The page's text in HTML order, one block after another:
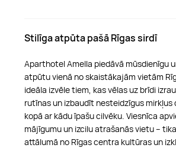
Stilīga atpūta pašā Rīgas sirdī
Aparthotel Amella piedāvā mūsdienīgu
atpūtu vienā no skaistākajām vietām
ideāla izvēle tiem, kas vēlas uz brīdi
rutīnas un izbaudīt nesteidzīgus mirkļus
kopā ar kādu īpašu cilvēku. Viesnīca
mājīgumu un izcilu atrašanās vietu –
attālumā no Rīgas centra kultūras un